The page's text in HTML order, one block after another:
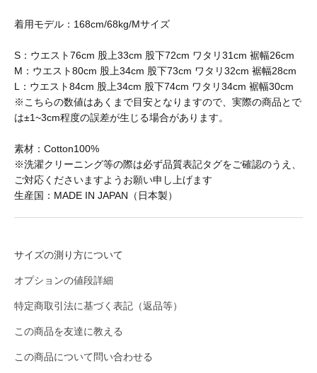
着用モデル：168cm/68kg/Mサイズ
S：ウエスト76cm 股上33cm 股下72cm ワタリ31cm 裾幅26cm
M：ウエスト80cm 股上34cm 股下73cm ワタリ32cm 裾幅28cm
L：ウエスト84cm 股上34cm 股下74cm ワタリ34cm 裾幅30cm
※こちらの数値はあくまで目安となりますので、実際の商品とで
は±1~3cm程度の誤差が生じる場合があります。
素材：Cotton100%
※洗濯クリーニング等の際は必ず品質表記タグをご確認のうえ、
ご対応くださいますようお願い申し上げます
生産国：MADE IN JAPAN（日本製）
サイズの測り方について
オプションの値段詳細
特定商取引法に基づく表記（返品等）
この商品を友達に教える
この商品について問い合わせる
BUZZ RICKSON'S
CalTop
caocao watch
Carhartt
Champion
CHRISTOPHER BROWN
CHURCHILL GLOVE